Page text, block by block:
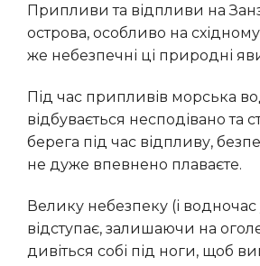
Припливи та відпливи на Занзібарі — явище дуже поширене та яскраво виражене. На деяких ділянках
острова, особливо на
же небезпечні ці природні
Під час припливів морська вода досить швидко прибуває з океану і заповнює мілководні ділянки. Іноді це
відбувається несподівано та
берега під час відпливу,
не дуже впевнено плаваєте.
Велику небезпеку (і водночас унікальну можливість для дослідження!) таять у собі й відпливи. Морська вода
відступає, залишаючи на
дивіться собі під ноги, щоб